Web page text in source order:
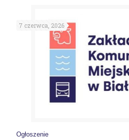
7 czerwca, 2026
Ogłoszenie